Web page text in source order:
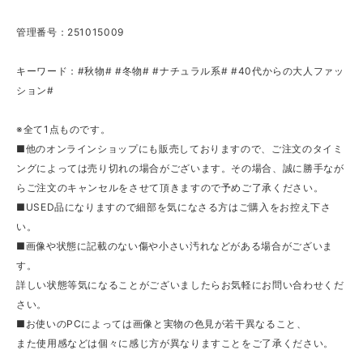
管理番号：251015009
キーワード：#秋物# #冬物# #ナチュラル系# #40代からの大人ファッ
ション#
※全て1点ものです。
■他のオンラインショップにも販売しておりますので、ご注文のタイミ
ングによっては売り切れの場合がございます。その場合、誠に勝手なが
らご注文のキャンセルをさせて頂きますので予めご了承ください。
■USED品になりますので細部を気になさる方はご購入をお控え下さ
い。
■画像や状態に記載のない傷や小さい汚れなどがある場合がございま
す。
詳しい状態等気になることがございましたらお気軽にお問い合わせくだ
さい。
■お使いのPCによっては画像と実物の色見が若干異なること、
また使用感などは個々に感じ方が異なりますことをご了承ください。